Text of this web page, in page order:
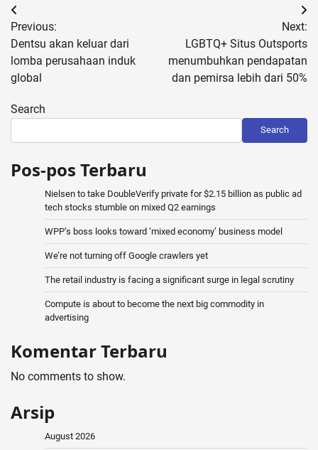
Post
navigation
Previous:
Dentsu akan keluar dari
lomba perusahaan induk
global
Next:
LGBTQ+ Situs Outsports
menumbuhkan pendapatan
dan pemirsa lebih dari 50%
Search
Search
Pos-pos Terbaru
Nielsen to take DoubleVerify private for $2.15 billion as public ad
tech stocks stumble on mixed Q2 earnings
WPP’s boss looks toward ‘mixed economy’ business model
We’re not turning off Google crawlers yet
The retail industry is facing a significant surge in legal scrutiny
Compute is about to become the next big commodity in
advertising
Komentar Terbaru
No comments to show.
Arsip
August 2026